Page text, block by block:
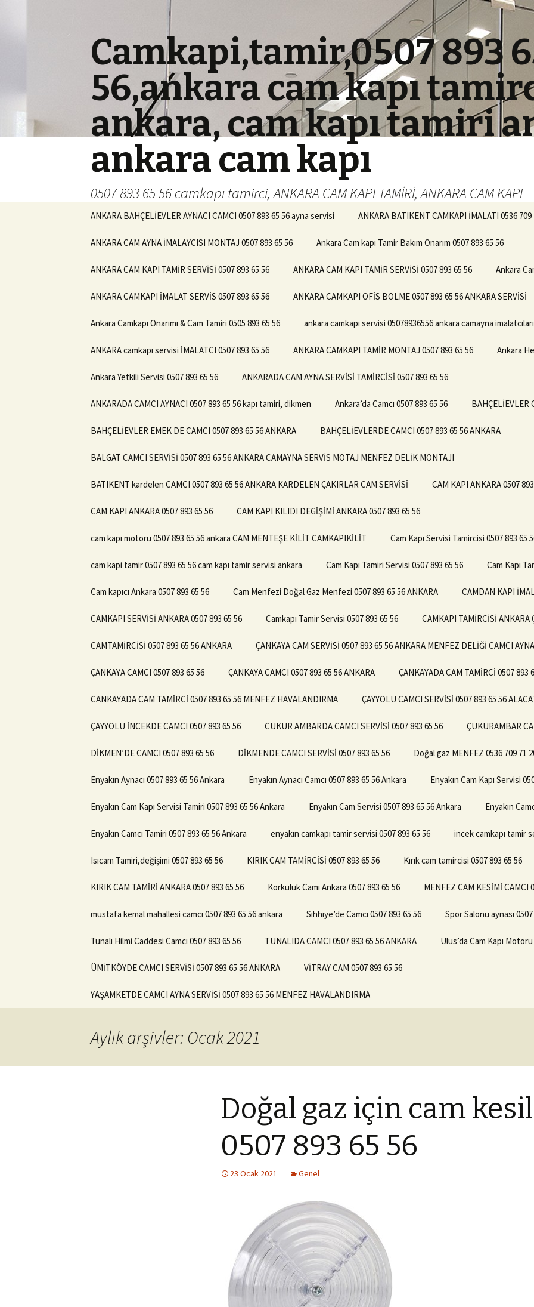
Camkapi,tamir,0507 893
56,ankara cam kapı
ankara, cam kapı tamiri
ankara cam kapı
0507 893 65 56 camkapı tamirci, ANKARA CAM KAPI TAMİRİ, ANKARA CAM KAPI
İçeriğe geç
ANKARA BAHÇELİEVLER AYNACI CAMCI 0507 893 65 56 ayna servisi ANKARA BATIKENT CAMKAPI İMALATI 0536 709
ANKARA CAM AYNA İMALAYCISI MONTAJ 0507 893 65 56 Ankara Cam kapı Tamir Bakım Onarım 0507 893 65 56
ANKARA CAM KAPI TAMİR SERVİSİ 0507 893 65 56 ANKARA CAM KAPI TAMİR SERVİSİ 0507 893 65 56 Ankara
ANKARA CAMKAPI İMALAT SERVİS 0507 893 65 56 ANKARA CAMKAPI OFİS BÖLME 0507 893 65 56 ANKARA SERVİSİ
Ankara Camkapı Onarımı & Cam Tamiri 0505 893 65 56 ankara camkapı servisi 05078936556 ankara camayna imalatcıları
ANKARA camkapı servisi İMALATCI 0507 893 65 56 ANKARA CAMKAPI TAMİR MONTAJ 0507 893 65 56 Ankara
Ankara Yetkili Servisi 0507 893 65 56 ANKARADA CAM AYNA SERVİSİ TAMİRCİSİ 0507 893 65 56
ANKARADA CAMCI AYNACI 0507 893 65 56 kapı tamiri, dikmen Ankara’da Camcı 0507 893 65 56 BAHÇELİEVLER
BAHÇELİEVLER EMEK DE CAMCI 0507 893 65 56 ANKARA BAHÇELİEVLERDE CAMCI 0507 893 65 56 ANKARA
BALGAT CAMCI SERVİSİ 0507 893 65 56 ANKARA CAMAYNA SERVİS MOTAJ MENFEZ DELİK MONTAJI
BATIKENT kardelen CAMCI 0507 893 65 56 ANKARA KARDELEN ÇAKIRLAR CAM SERVİSİ CAM KAPI ANKARA 0507
CAM KAPI ANKARA 0507 893 65 56 CAM KAPI KILIDI DEGİŞİMİ ANKARA 0507 893 65 56
cam kapı motoru 0507 893 65 56 ankara CAM MENTEŞE KİLİT CAMKAPIKİLİT Cam Kapı Servisi Tamircisi 0507 893 65
cam kapi tamir 0507 893 65 56 cam kapı tamir servisi ankara Cam Kapı Tamiri Servisi 0507 893 65 56 Cam Kapı
Cam kapıcı Ankara 0507 893 65 56 Cam Menfezi Doğal Gaz Menfezi 0507 893 65 56 ANKARA CAMDAN KAPI
CAMKAPI SERVİSİ ANKARA 0507 893 65 56 Camkapı Tamir Servisi 0507 893 65 56 CAMKAPI TAMİRCİSİ ANKARA
CAMTAMİRCİSİ 0507 893 65 56 ANKARA ÇANKAYA CAM SERVİSİ 0507 893 65 56 ANKARA MENFEZ DELİĞİ CAMCI
ÇANKAYA CAMCI 0507 893 65 56 ÇANKAYA CAMCI 0507 893 65 56 ANKARA ÇANKAYADA CAM TAMİRCİ 0507 893
CANKAYADA CAM TAMİRCİ 0507 893 65 56 MENFEZ HAVALANDIRMA ÇAYYOLU CAMCI SERVİSİ 0507 893 65 56
ÇAYYOLU İNCEKDE CAMCI 0507 893 65 56 CUKUR AMBARDA CAMCI SERVİSİ 0507 893 65 56 ÇUKURAMBAR
DİKMEN’DE CAMCI 0507 893 65 56 DİKMENDE CAMCI SERVİSİ 0507 893 65 56 Doğal gaz MENFEZ 0536 709 71
Enyakın Aynacı 0507 893 65 56 Ankara Enyakın Aynacı Camcı 0507 893 65 56 Ankara Enyakın Cam Kapı Servisi
Enyakın Cam Kapı Servisi Tamiri 0507 893 65 56 Ankara Enyakın Cam Servisi 0507 893 65 56 Ankara Enyakın
Enyakın Camcı Tamiri 0507 893 65 56 Ankara enyakın camkapı tamir servisi 0507 893 65 56 incek camkapı tamir
Isıcam Tamiri,değişimi 0507 893 65 56 KIRIK CAM TAMİRCİSİ 0507 893 65 56 Kırık cam tamircisi 0507 893 65 56
KIRIK CAM TAMİRİ ANKARA 0507 893 65 56 Korkuluk Camı Ankara 0507 893 65 56 MENFEZ CAM KESİMİ CAMCI
mustafa kemal mahallesi camcı 0507 893 65 56 ankara Sıhhıye’de Camcı 0507 893 65 56 Spor Salonu aynası
Tunalı Hilmi Caddesi Camcı 0507 893 65 56 TUNALIDA CAMCI 0507 893 65 56 ANKARA Ulus’da Cam Kapı
ÜMİTKÖYDE CAMCI SERVİSİ 0507 893 65 56 ANKARA VİTRAY CAM 0507 893 65 56
YAŞAMKETDE CAMCI AYNA SERVİSİ 0507 893 65 56 MENFEZ HAVALANDIRMA
Aylık arşivler: Ocak 2021
Doğal gaz için cam
0507 893 65 56
23 Ocak 2021 Genel